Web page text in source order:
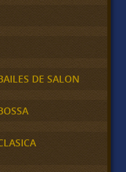
DE SALON